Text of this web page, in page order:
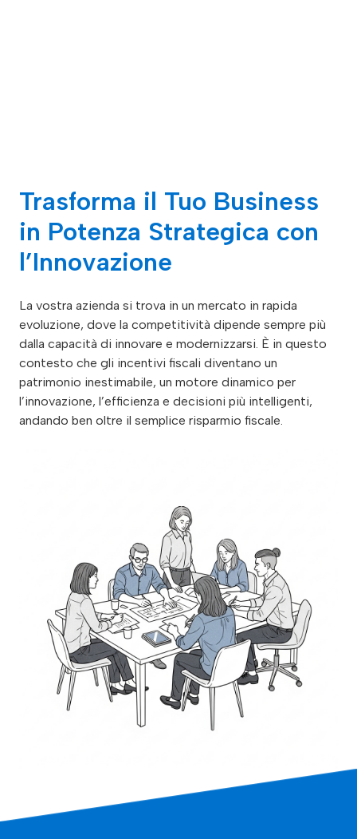
Trasforma il Tuo Business
in Potenza Strategica con
l’Innovazione
La vostra azienda si trova in un mercato in rapida
evoluzione, dove la competitività dipende sempre più
dalla capacità di innovare e modernizzarsi. È in questo
contesto che gli incentivi fiscali diventano un
patrimonio inestimabile, un motore dinamico per
l’innovazione, l’efficienza e decisioni più intelligenti,
andando ben oltre il semplice risparmio fiscale.